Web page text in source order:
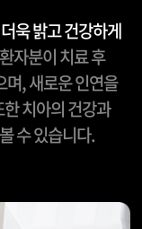
욱 밝고 건강하게
자분이 치료 후
며,새로운 인연을
한 치아의 건강과
수 있습니다.